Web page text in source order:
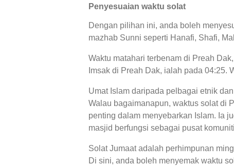
Penyesuaian waktu solat
Dengan pilihan ini, anda boleh
mazhab Sunni seperti Hanafi, Shafi,
Waktu matahari terbenam di Preah
Imsak di Preah Dak, ialah pada 04:25.
Umat Islam daripada pelbagai etnik
Walau bagaimanapun, waktus solat di
penting dalam menyebarkan Islam. Ia
masjid berfungsi sebagai pusat
Solat Jumaat adalah perhimpunan
Di sini, anda boleh menyemak waktu